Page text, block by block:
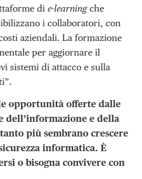
die-learningche
i collaboratori, con
aziendali. La formazione
per aggiornare il
sistemi di attacco e sulla
opportunità offerte dalle
dell’informazione e della
più sembrano crescere
informatica. È
o bisogna convivere con